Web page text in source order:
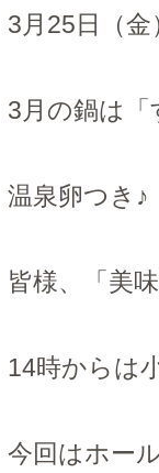
3月25日（金
3月の鍋は
温泉卵つき♪
皆様、「美
14時からは
今回はホー